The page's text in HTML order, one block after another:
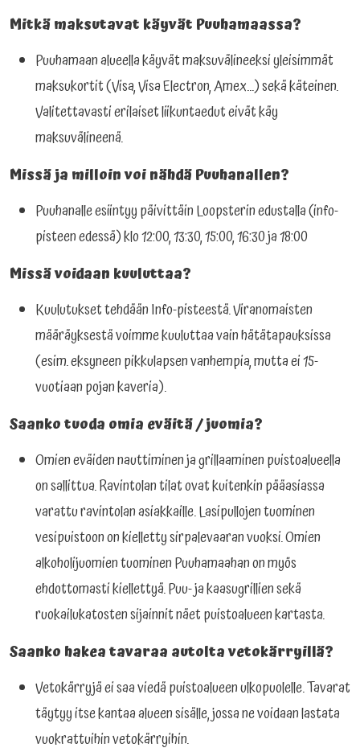
Mitkä maksutavat käyvät Puuhamaassa?
Puuhamaan alueella käyvät maksuvälineeksi yleisimmät
maksukortit (Visa, Visa Electron, Amex…) sekä käteinen.
Valitettavasti erilaiset liikuntaedut eivät käy
maksuvälineenä.
Missä ja milloin voi nähdä Puuhanallen?
Puuhanalle esiintyy päivittäin Loopsterin edustalla (info-
pisteen edessä) klo 12:00, 13:30, 15:00, 16:30 ja 18:00
Missä voidaan kuuluttaa?
Kuulutukset tehdään Info-pisteestä. Viranomaisten
määräyksestä voimme kuuluttaa vain hätätapauksissa
(esim. eksyneen pikkulapsen vanhempia, mutta ei 15-
vuotiaan pojan kaveria).
Saanko tuoda omia eväitä / juomia?
Omien eväiden nauttiminen ja grillaaminen puistoalueella
on sallittua. Ravintolan tilat ovat kuitenkin pääasiassa
varattu ravintolan asiakkaille. Lasipullojen tuominen
vesipuistoon on kielletty sirpalevaaran vuoksi. Omien
alkoholijuomien tuominen Puuhamaahan on myös
ehdottomasti kiellettyä. Puu- ja kaasugrillien sekä
ruokailukatosten sijainnit näet puistoalueen kartasta.
Saanko hakea tavaraa autolta vetokärryillä?
Vetokärryjä ei saa viedä puistoalueen ulkopuolelle. Tavarat
täytyy itse kantaa alueen sisälle, jossa ne voidaan lastata
vuokrattuihin vetokärryihin.